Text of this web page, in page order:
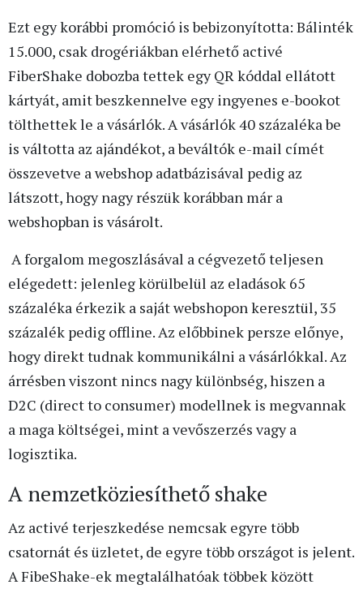
Ezt egy korábbi promóció is bebizonyította: Bálinték
15.000, csak drogériákban elérhető activé
FiberShake dobozba tettek egy QR kóddal ellátott
kártyát, amit beszkennelve egy ingyenes e-bookot
tölthettek le a vásárlók. A vásárlók 40 százaléka be
is váltotta az ajándékot, a beváltók e-mail címét
összevetve a webshop adatbázisával pedig az
látszott, hogy nagy részük korábban már a
webshopban is vásárolt.
A forgalom megoszlásával a cégvezető teljesen
elégedett: jelenleg körülbelül az eladások 65
százaléka érkezik a saját webshopon keresztül, 35
százalék pedig offline. Az előbbinek persze előnye,
hogy direkt tudnak kommunikálni a vásárlókkal. Az
árrésben viszont nincs nagy különbség, hiszen a
D2C (direct to consumer) modellnek is megvannak
a maga költségei, mint a vevőszerzés vagy a
logisztika.
A nemzetköziesíthető shake
Az activé terjeszkedése nemcsak egyre több
csatornát és üzletet, de egyre több országot is jelent.
A FibeShake-ek megtalálhatóak többek között